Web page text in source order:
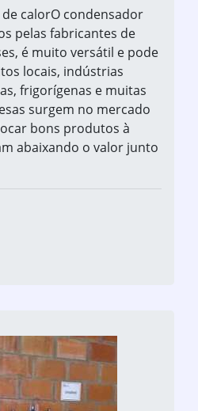
calorO condensador
pelas fabricantes de
é muito versátil e pode
locais, indústrias
frigorígenas e muitas
surgem no mercado
bons produtos à
abaixando o valor junto